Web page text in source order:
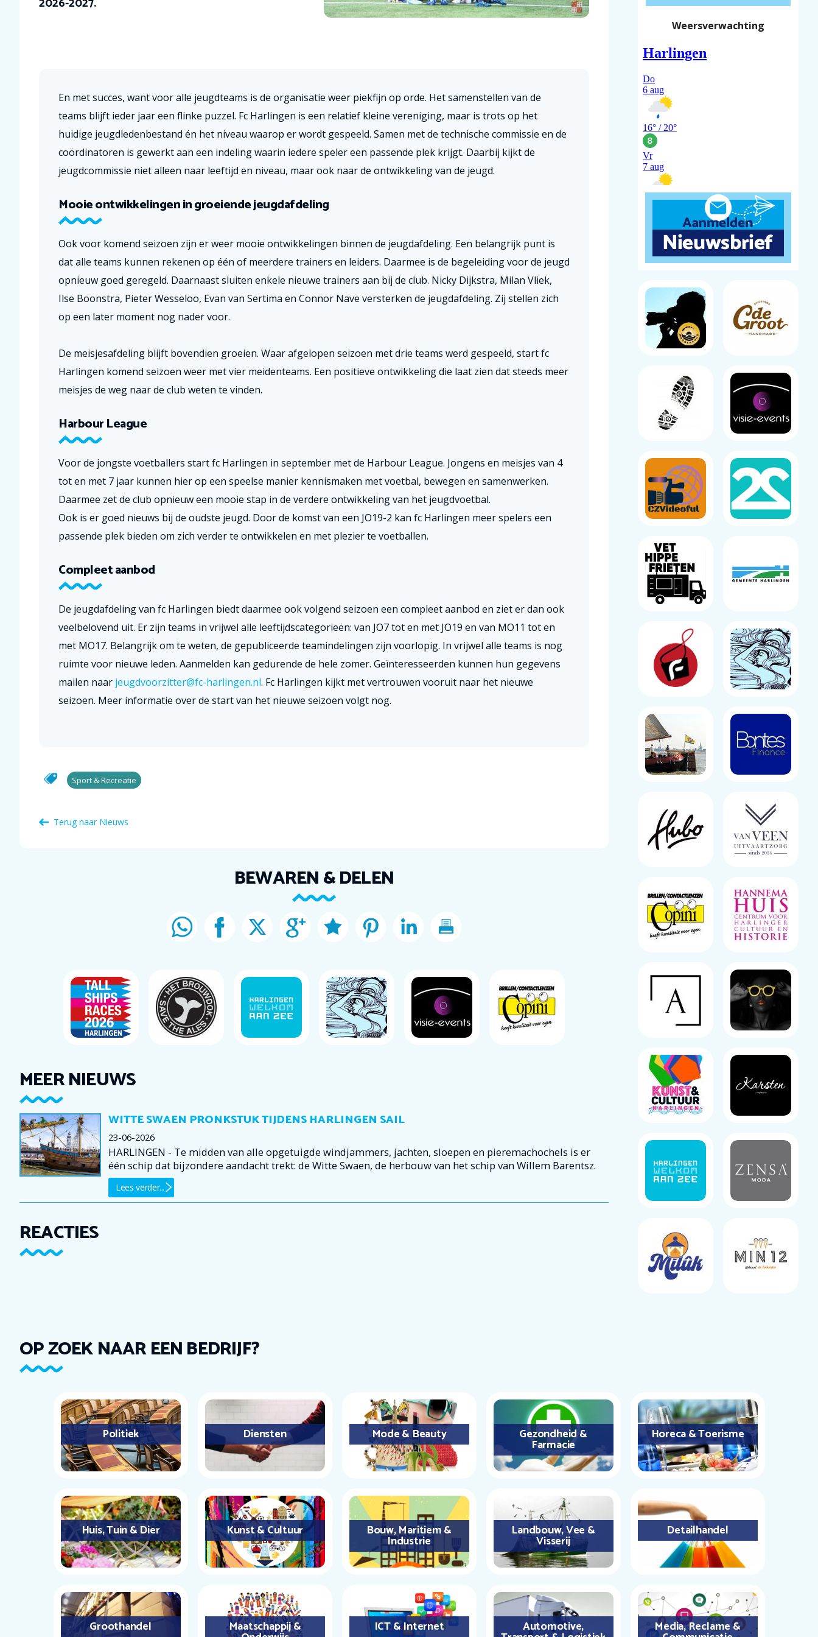
En met succes, want voor alle jeugdteams is de organisatie weer piekfijn op orde. Het samenstellen van de
teams blijft ieder jaar een flinke puzzel. Fc Harlingen is een relatief kleine vereniging, maar is trots op het
huidige jeugdledenbestand én het niveau waarop er wordt gespeeld. Samen met de technische commissie en de
coördinatoren is gewerkt aan een indeling waarin iedere speler een passende plek krijgt. Daarbij kijkt de
jeugdcommissie niet alleen naar leeftijd en niveau, maar ook naar de ontwikkeling van de jeugd.
Mooie ontwikkelingen in groeiende jeugdafdeling
Ook voor komend seizoen zijn er weer mooie ontwikkelingen binnen de jeugdafdeling. Een belangrijk punt is
dat alle teams kunnen rekenen op één of meerdere trainers en leiders. Daarmee is de begeleiding voor de jeugd
opnieuw goed geregeld. Daarnaast sluiten enkele nieuwe trainers aan bij de club. Nicky Dijkstra, Milan Vliek,
Ilse Boonstra, Pieter Wesseloo, Evan van Sertima en Connor Nave versterken de jeugdafdeling. Zij stellen zich
op een later moment nog nader voor.
De meisjesafdeling blijft bovendien groeien. Waar afgelopen seizoen met drie teams werd gespeeld, start fc
Harlingen komend seizoen weer met vier meidenteams. Een positieve ontwikkeling die laat zien dat steeds meer
meisjes de weg naar de club weten te vinden.
Harbour League
Voor de jongste voetballers start fc Harlingen in september met de Harbour League. Jongens en meisjes van 4
tot en met 7 jaar kunnen hier op een speelse manier kennismaken met voetbal, bewegen en samenwerken.
Daarmee zet de club opnieuw een mooie stap in de verdere ontwikkeling van het jeugdvoetbal.
Ook is er goed nieuws bij de oudste jeugd. Door de komst van een JO19-2 kan fc Harlingen meer spelers een
passende plek bieden om zich verder te ontwikkelen en met plezier te voetballen.
Compleet aanbod
De jeugdafdeling van fc Harlingen biedt daarmee ook volgend seizoen een compleet aanbod en ziet er dan ook
veelbelovend uit. Er zijn teams in vrijwel alle leeftijdscategorieën: van JO7 tot en met JO19 en van MO11 tot en
met MO17. Belangrijk om te weten, de gepubliceerde teamindelingen zijn voorlopig. In vrijwel alle teams is nog
ruimte voor nieuwe leden. Aanmelden kan gedurende de hele zomer. Geïnteresseerden kunnen hun gegevens
mailen naar jeugdvoorzitter@fc-harlingen.nl. Fc Harlingen kijkt met vertrouwen vooruit naar het nieuwe
seizoen. Meer informatie over de start van het nieuwe seizoen volgt nog.
Sport & Recreatie
Terug naar Nieuws
BEWAREN & DELEN
MEER NIEUWS
WITTE SWAEN PRONKSTUK TIJDENS HARLINGEN SAIL
23-06-2026
HARLINGEN - Te midden van alle opgetuigde windjammers, jachten, sloepen en pieremachochels is er
één schip dat bijzondere aandacht trekt: de Witte Swaen, de herbouw van het schip van Willem Barentsz.
Lees verder...
REACTIES
Weersverwachting
OP ZOEK NAAR EEN BEDRIJF?
Politiek Diensten Mode & Beauty Gezondheid &
Farmacie
Horeca & Toerisme
Huis, Tuin & Dier Kunst & Cultuur Bouw, Maritiem &
Industrie
Landbouw, Vee &
Visserij
Detailhandel
Groothandel Maatschappij & ICT & Internet Automotive, Media, Reclame &